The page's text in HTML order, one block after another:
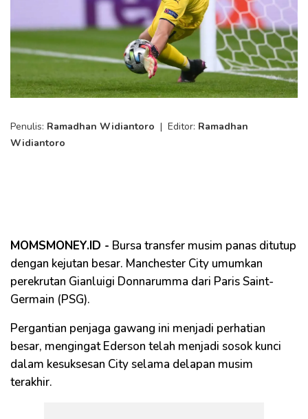
Penulis: Ramadhan Widiantoro | Editor: Ramadhan
Widiantoro
MOMSMONEY.ID - Bursa transfer musim panas ditutup
dengan kejutan besar. Manchester City umumkan
perekrutan Gianluigi Donnarumma dari Paris Saint-
Germain (PSG).
Pergantian penjaga gawang ini menjadi perhatian
besar, mengingat Ederson telah menjadi sosok kunci
dalam kesuksesan City selama delapan musim
terakhir.